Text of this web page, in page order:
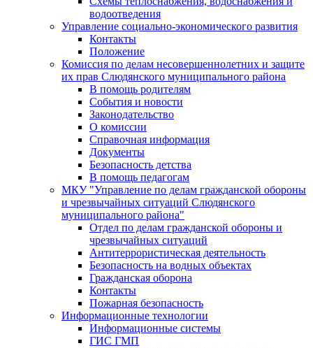
водоотведения
Управление социально-экономического развития
Контакты
Положение
Комиссия по делам несовершеннолетних и защите
их прав Слюдянского муниципального района
В помощь родителям
События и новости
Законодательство
О комиссии
Справочная информация
Документы
Безопасность детства
В помощь педагогам
МКУ "Управление по делам гражданской обороны
и чрезвычайных ситуаций Слюдянского
муниципального района"
Отдел по делам гражданской обороны и
чрезвычайных ситуаций
Антитеррористическая деятельность
Безопасность на водных объектах
Гражданская оборона
Контакты
Пожарная безопасность
Информационные технологии
Информационные системы
ГИС ГМП